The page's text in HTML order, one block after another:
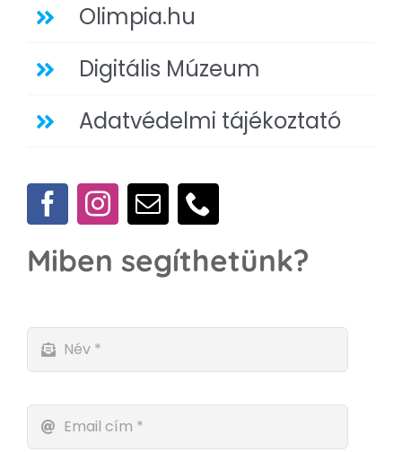
Olimpia.hu
Digitális Múzeum
Adatvédelmi tájékoztató
Miben segíthetünk?